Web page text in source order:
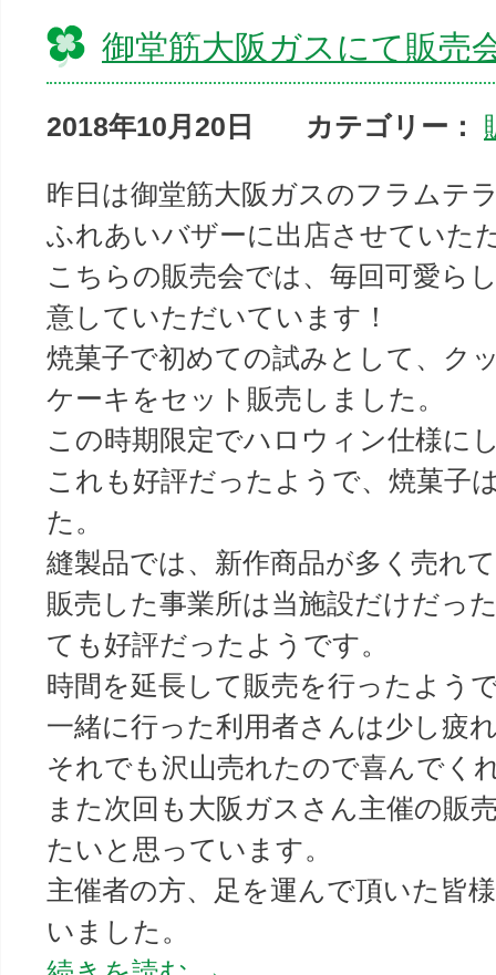
御堂筋大阪ガスにて販売
2018年10月20日 カテゴリー：
昨日は御堂筋大阪ガスのフラムテ
ふれあいバザーに出店させていた
こちらの販売会では、毎回可愛ら
意していただいています！
焼菓子で初めての試みとして、ク
ケーキをセット販売しました。
この時期限定でハロウィン仕様に
これも好評だったようで、焼菓子
た。
縫製品では、新作商品が多く売れ
販売した事業所は当施設だけだっ
ても好評だったようです。
時間を延長して販売を行ったよう
一緒に行った利用者さんは少し疲
それでも沢山売れたので喜んでく
また次回も大阪ガスさん主催の販
たいと思っています。
主催者の方、足を運んで頂いた皆
いました。